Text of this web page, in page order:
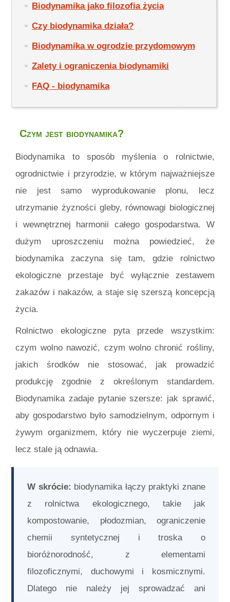
Biodynamika jako filozofia życia
Czy biodynamika działa?
Biodynamika w ogrodzie przydomowym
Zalety i ograniczenia biodynamiki
FAQ - biodynamika
Czym jest biodynamika?
Biodynamika to sposób myślenia o rolnictwie,
ogrodnictwie i przyrodzie, w którym najważniejsze
nie jest samo wyprodukowanie plonu, lecz
utrzymanie żyzności gleby, równowagi biologicznej
i wewnętrznej harmonii całego gospodarstwa. W
dużym uproszczeniu można powiedzieć, że
biodynamika zaczyna się tam, gdzie rolnictwo
ekologiczne przestaje być wyłącznie zestawem
zakazów i nakazów, a staje się szerszą koncepcją
życia.
Rolnictwo ekologiczne pyta przede wszystkim:
czym wolno nawozić, czym wolno chronić rośliny,
jakich środków nie stosować, jak prowadzić
produkcję zgodnie z określonym standardem.
Biodynamika zadaje pytanie szersze: jak sprawić,
aby gospodarstwo było samodzielnym, odpornym i
żywym organizmem, który nie wyczerpuje ziemi,
lecz stale ją odnawia.
W skrócie: biodynamika łączy praktyki znane
z rolnictwa ekologicznego, takie jak
kompostowanie, płodozmian, ograniczenie
chemii syntetycznej i troska o
bioróżnorodność, z elementami
filozoficznymi, duchowymi i kosmicznymi.
Dlatego nie należy jej sprowadzać ani